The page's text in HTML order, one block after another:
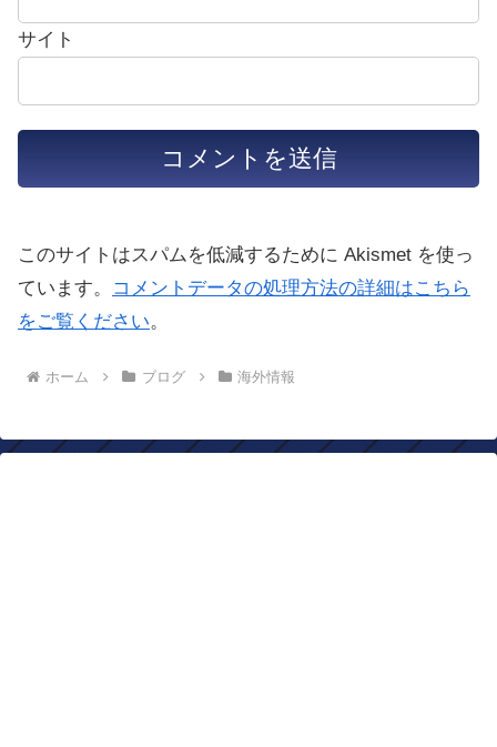
サイト
このサイトはスパムを低減するために Akismet を使っ
ています。
コメントデータの処理方法の詳細はこちら
をご覧ください。
ホーム ブログ 海外情報